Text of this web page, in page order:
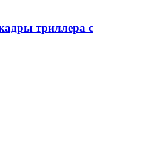
триллера с